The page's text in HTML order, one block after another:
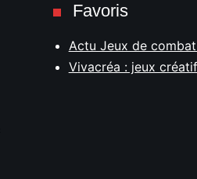
Favoris
Actu Jeux de
Vivacréa : jeux